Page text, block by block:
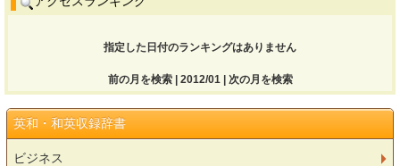
指定した日付のランキングはありません
前の月を検索 | 2012/01 | 次の月を検索
英和・和英収録辞書
ビジネス